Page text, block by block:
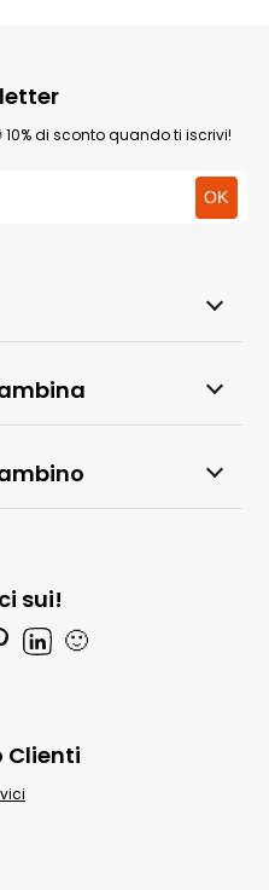
10% di sconto quando ti iscrivi!
sui!
🙂
Clienti